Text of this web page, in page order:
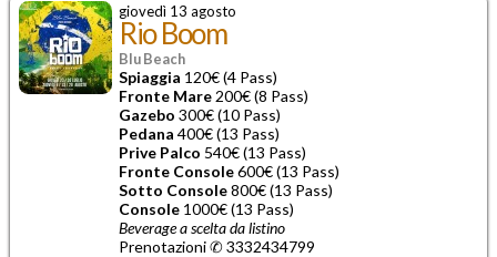
giovedì 13 agosto
Rio Boom
Blu Beach
Spiaggia 120€ (4 Pass)
Fronte Mare 200€ (8 Pass)
Gazebo 300€ (10 Pass)
Pedana 400€ (13 Pass)
Prive Palco 540€ (13 Pass)
Fronte Console600€ (13 Pass)
Sotto Console800€ (13 Pass)
Console 1000€ (13 Pass)
Beverage a scelta da listino
Prenotazioni ✆ 3332434799